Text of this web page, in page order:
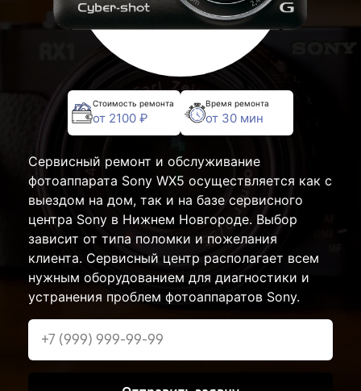
Стоимость ремонта
от 2100 ₽
Время ремонта
от 30 мин
Сервисный ремонт и обслуживание
фотоаппарата Sony WX5 осуществляется как с
выездом на дом, так и на базе сервисного
центра Sony в Нижнем Новгороде. Выбор
зависит от типа поломки и пожелания
клиента. Сервисный центр располагает всем
нужным оборудованием для диагностики и
устранения проблем фотоаппаратов Sony.